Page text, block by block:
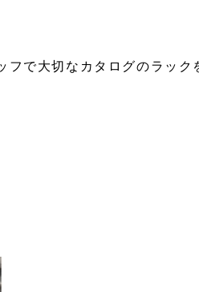
で大切なカタログのラック